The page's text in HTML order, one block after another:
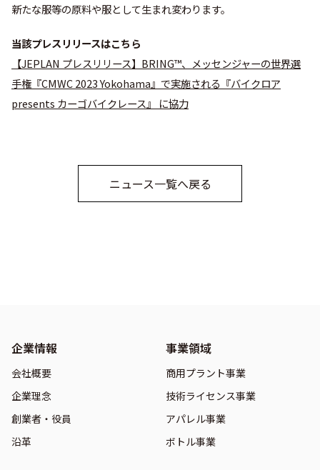
新たな服等の原料や服として⽣まれ変わります。
当該プレスリリースはこちら
【JEPLAN プレスリリース】BRING™、メッセンジャーの世界選
手権『CMWC 2023 Yokohama』で実施される『バイクロア
presents カーゴバイクレース』 に協力
ニュース一覧へ戻る
企業情報
会社概要
企業理念
創業者・役員
沿革
事業領域
商用プラント事業
技術ライセンス事業
アパレル事業
ボトル事業